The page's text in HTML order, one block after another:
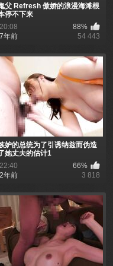
父 Refresh 傲娇的浪漫海滩根
停不下来
88%
年前
54 443
妒的总统为了引诱纳兹而伪造
她丈夫的估计1
66%
年前
3 818